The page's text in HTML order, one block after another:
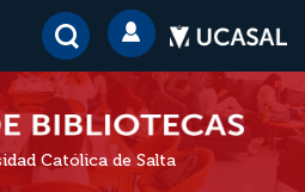
Católica de Salta